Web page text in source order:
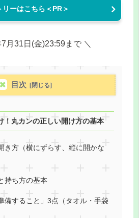
リーはこちら＜PR＞
月31日(金)23:59まで ＼
目次
！丸カンの正しい開け方の基本
き方（横にずらす、縦に開かな
持ち方の基本
備すること」3点（タオル・手袋